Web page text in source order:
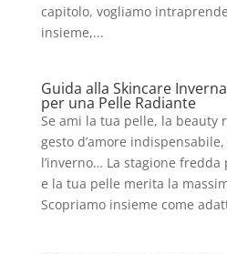
capitolo, vogliamo
insieme,...
Guida alla Skincare
per una Pelle Radiante
Se ami la tua pelle, la beauty
gesto d’amore
l’inverno… La stagione
e la tua pelle merita la
Scopriamo insieme come